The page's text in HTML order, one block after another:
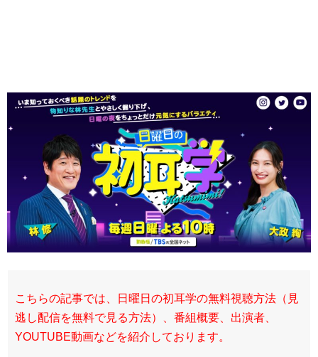
こちらの記事では、日曜日の初耳学の無料視聴方法（見
逃し配信を無料で見る方法）、番組概要、出演者、
YOUTUBE動画などを紹介しております。